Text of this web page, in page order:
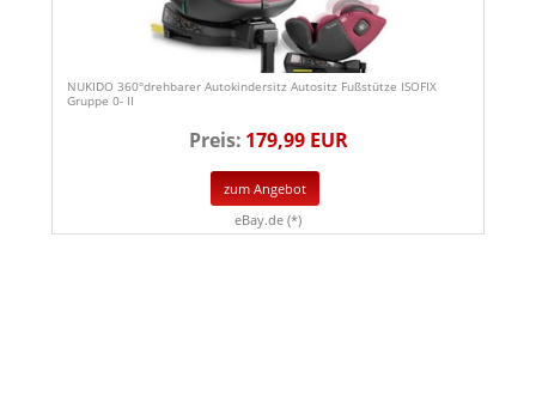
NUKIDO 360°drehbarer Autokindersitz Autositz Fußstütze ISOFIX
Gruppe 0- II
Preis: 179,99 EUR
zum Angebot
eBay.de (*)